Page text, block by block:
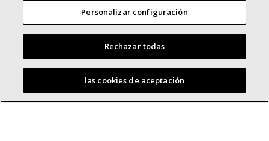
Personalizar configuración
Rechazar todas
las cookies de aceptación